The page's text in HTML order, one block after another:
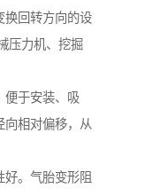
换回转方向的设
压力机、挖掘
便于安装、吸
向相对偏移，从
。气胎变形阻